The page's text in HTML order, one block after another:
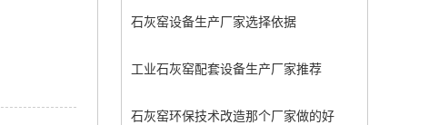
石灰窑设备生产厂家选择依据
工业石灰窑配套设备生产厂家推荐
石灰窑环保技术改造那个厂家做的好